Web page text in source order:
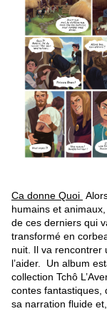
Ca donne Quoi
humains et
de ces derniers qui
transformé en
nuit. Il va rencontrer
l’aider. Un album
collection Tchô
contes fantastiques,
sa narration fluide